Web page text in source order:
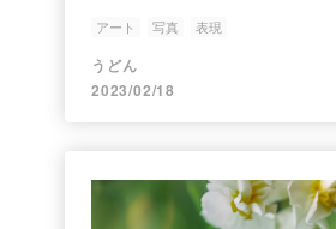
アート 写真 表現
うどん
2023/02/18